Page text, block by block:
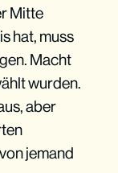
Mitte
hat, muss
Macht
wurden.
aber
jemand